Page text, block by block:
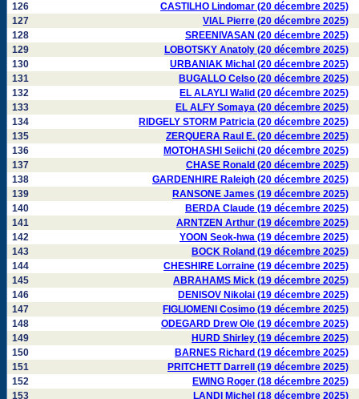
126
CASTILHO Lindomar (20 décembre 2025)
127
VIAL Pierre (20 décembre 2025)
128
SREENIVASAN (20 décembre 2025)
129
LOBOTSKY Anatoly (20 décembre 2025)
130
URBANIAK Michal (20 décembre 2025)
131
BUGALLO Celso (20 décembre 2025)
132
EL ALAYLI Walid (20 décembre 2025)
133
EL ALFY Somaya (20 décembre 2025)
134
RIDGELY STORM Patricia (20 décembre 2025)
135
ZERQUERA Raul E. (20 décembre 2025)
136
MOTOHASHI Seiichi (20 décembre 2025)
137
CHASE Ronald (20 décembre 2025)
138
GARDENHIRE Raleigh (20 décembre 2025)
139
RANSONE James (19 décembre 2025)
140
BERDA Claude (19 décembre 2025)
141
ARNTZEN Arthur (19 décembre 2025)
142
YOON Seok-hwa (19 décembre 2025)
143
BOCK Roland (19 décembre 2025)
144
CHESHIRE Lorraine (19 décembre 2025)
145
ABRAHAMS Mick (19 décembre 2025)
146
DENISOV Nikolai (19 décembre 2025)
147
FIGLIOMENI Cosimo (19 décembre 2025)
148
ODEGARD Drew Ole (19 décembre 2025)
149
HURD Shirley (19 décembre 2025)
150
BARNES Richard (19 décembre 2025)
151
PRITCHETT Darrell (19 décembre 2025)
152
EWING Roger (18 décembre 2025)
153
LANDI Michel (18 décembre 2025)